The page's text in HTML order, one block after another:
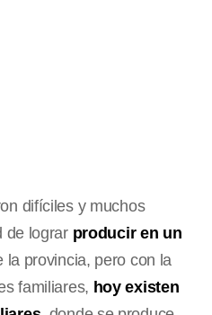
difíciles y muchos
de lograr producir en un
la provincia, pero con la
familiares, hoy existen